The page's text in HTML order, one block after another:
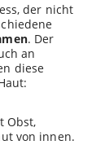
der nicht
. Der
an
diese
Obst,
von innen.